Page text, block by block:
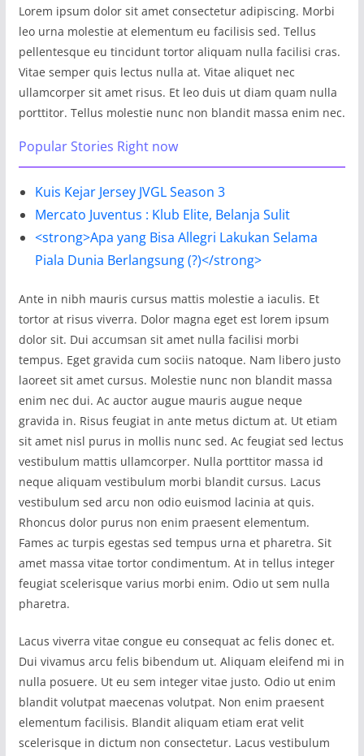
Lorem ipsum dolor sit amet consectetur adipiscing. Morbi
leo urna molestie at elementum eu facilisis sed. Tellus
pellentesque eu tincidunt tortor aliquam nulla facilisi cras.
Vitae semper quis lectus nulla at. Vitae aliquet nec
ullamcorper sit amet risus. Et leo duis ut diam quam nulla
porttitor. Tellus molestie nunc non blandit massa enim nec.
Popular Stories Right now
Kuis Kejar Jersey JVGL Season 3
Mercato Juventus : Klub Elite, Belanja Sulit
<strong>Apa yang Bisa Allegri Lakukan Selama
Piala Dunia Berlangsung (?)</strong>
Ante in nibh mauris cursus mattis molestie a iaculis. Et
tortor at risus viverra. Dolor magna eget est lorem ipsum
dolor sit. Dui accumsan sit amet nulla facilisi morbi
tempus. Eget gravida cum sociis natoque. Nam libero justo
laoreet sit amet cursus. Molestie nunc non blandit massa
enim nec dui. Ac auctor augue mauris augue neque
gravida in. Risus feugiat in ante metus dictum at. Ut etiam
sit amet nisl purus in mollis nunc sed. Ac feugiat sed lectus
vestibulum mattis ullamcorper. Nulla porttitor massa id
neque aliquam vestibulum morbi blandit cursus. Lacus
vestibulum sed arcu non odio euismod lacinia at quis.
Rhoncus dolor purus non enim praesent elementum.
Fames ac turpis egestas sed tempus urna et pharetra. Sit
amet massa vitae tortor condimentum. At in tellus integer
feugiat scelerisque varius morbi enim. Odio ut sem nulla
pharetra.
Lacus viverra vitae congue eu consequat ac felis donec et.
Dui vivamus arcu felis bibendum ut. Aliquam eleifend mi in
nulla posuere. Ut eu sem integer vitae justo. Odio ut enim
blandit volutpat maecenas volutpat. Non enim praesent
elementum facilisis. Blandit aliquam etiam erat velit
scelerisque in dictum non consectetur. Lacus vestibulum